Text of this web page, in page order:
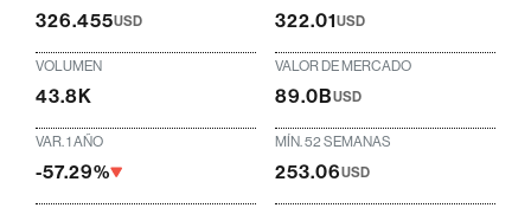
326.455USD 322.01USD
VOLUMEN
43.8K
VALOR DE MERCADO
89.0BUSD
VAR. 1 AÑO
-57.29%
MÍN. 52 SEMANAS
253.06USD